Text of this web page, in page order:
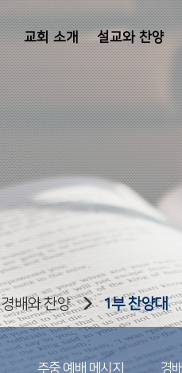
교회 소개 설교와 찬양
경배와 찬양 1부 찬양대
주중 예배 메시지 경